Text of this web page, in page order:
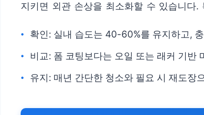
지키면 외관 손상을 최소화할 수 있습니다
확인: 실내 습도는 40-60%를 유지하고,
비교: 폼 코팅보다는 오일 또는 래커 기반
유지: 매년 간단한 청소와 필요 시 재도장